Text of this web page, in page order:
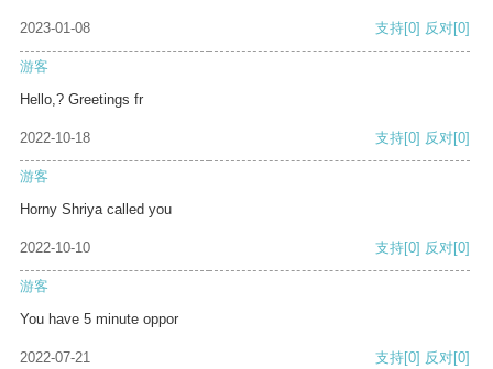
2023-01-08 支持[0] 反对[0]
游客
Hello,? Greetings fr
2022-10-18 支持[0] 反对[0]
游客
Horny Shriya called you
2022-10-10 支持[0] 反对[0]
游客
You have 5 minute oppor
2022-07-21 支持[0] 反对[0]